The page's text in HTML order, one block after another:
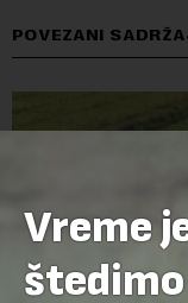
POVEZANI
Vreme
štedimo